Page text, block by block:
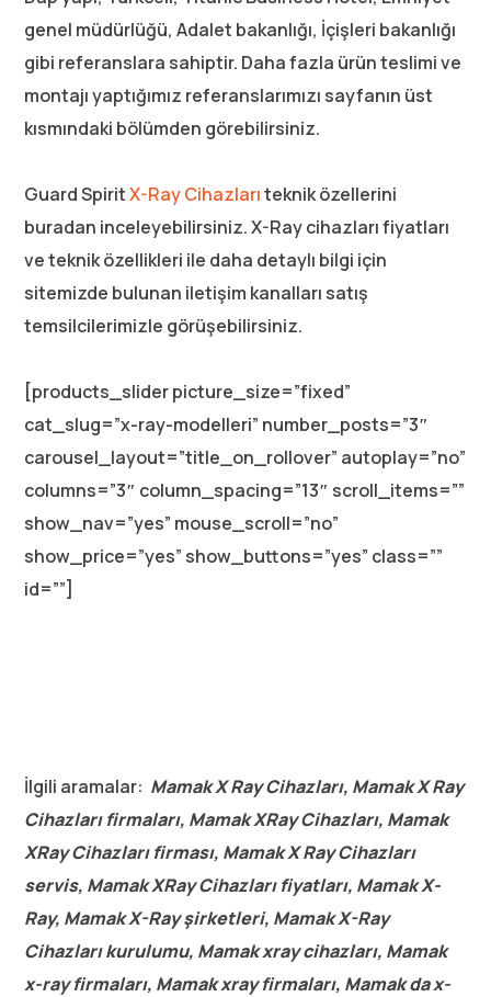
genel müdürlüğü, Adalet bakanlığı, İçişleri bakanlığı
gibi referanslara sahiptir. Daha fazla ürün teslimi ve
montajı yaptığımız referanslarımızı sayfanın üst
kısmındaki bölümden görebilirsiniz.
Guard SpiritX-Ray Cihazlarıteknik özellerini
buradan inceleyebilirsiniz. X-Ray cihazları fiyatları
ve teknik özellikleri ile daha detaylı bilgi için
sitemizde bulunan iletişim kanalları satış
temsilcilerimizle görüşebilirsiniz.
[products_slider picture_size=”fixed”
cat_slug=”x-ray-modelleri” number_posts=”3″
carousel_layout=”title_on_rollover” autoplay=”no”
columns=”3″ column_spacing=”13″ scroll_items=””
show_nav=”yes” mouse_scroll=”no”
show_price=”yes” show_buttons=”yes” class=””
id=””]
İlgili aramalar: Mamak X Ray Cihazları, Mamak X Ray
Cihazları firmaları, Mamak XRay Cihazları, Mamak
XRay Cihazları firması, Mamak X Ray Cihazları
servis, Mamak XRay Cihazları fiyatları, Mamak X-
Ray, Mamak X-Ray şirketleri, Mamak X-Ray
Cihazları kurulumu, Mamak xray cihazları, Mamak
x-ray firmaları, Mamak xray firmaları, Mamak da x-